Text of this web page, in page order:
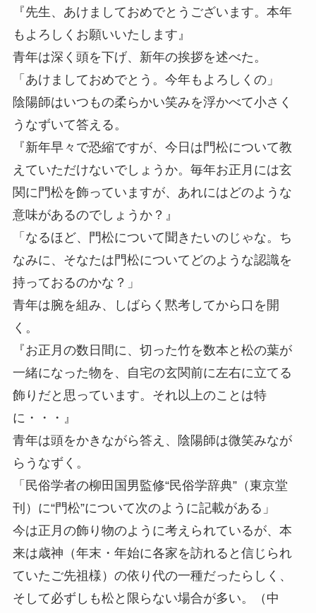
『先生、あけましておめでとうございます。本年
もよろしくお願いいたします』
青年は深く頭を下げ、新年の挨拶を述べた。
「あけましておめでとう。今年もよろしくの」
陰陽師はいつもの柔らかい笑みを浮かべて小さく
うなずいて答える。
『新年早々で恐縮ですが、今日は門松について教
えていただけないでしょうか。毎年お正月には玄
関に門松を飾っていますが、あれにはどのような
意味があるのでしょうか？』
「なるほど、門松について聞きたいのじゃな。ち
なみに、そなたは門松についてどのような認識を
持っておるのかな？」
青年は腕を組み、しばらく黙考してから口を開
く。
『お正月の数日間に、切った竹を数本と松の葉が
一緒になった物を、自宅の玄関前に左右に立てる
飾りだと思っています。それ以上のことは特
に・・・』
青年は頭をかきながら答え、陰陽師は微笑みなが
らうなずく。
「民俗学者の柳田国男監修“民俗学辞典”（東京堂
刊）に“門松”について次のように記載がある」
今は正月の飾り物のように考えられているが、本
来は歳神（年末・年始に各家を訪れると信じられ
ていたご先祖様）の依り代の一種だったらしく、
そして必ずしも松と限らない場合が多い。（中